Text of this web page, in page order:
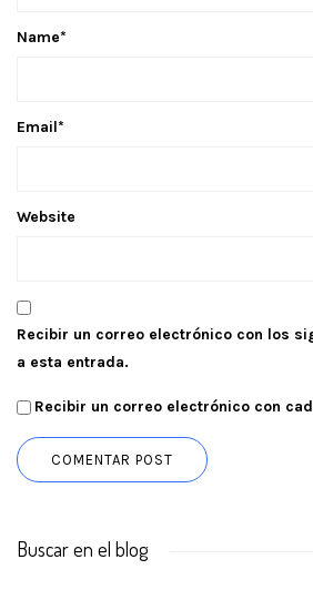
Name*
Email*
Website
Recibir un correo electrónico con los
a esta entrada.
Recibir un correo electrónico con
Buscar en el blog